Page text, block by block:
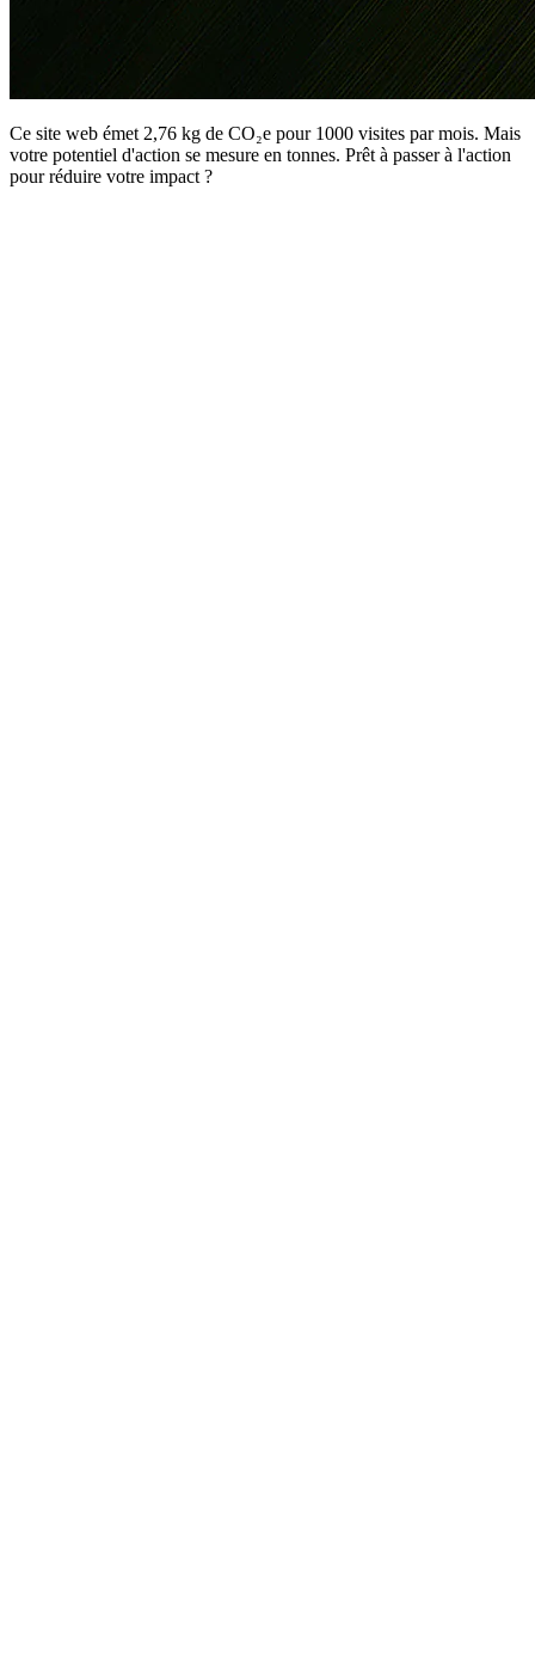
Ce site web émet 2,76 kg de CO₂e pour 1000 visites par mois. Mais
votre potentiel d'action se mesure en tonnes. Prêt à passer à l'action
pour réduire votre impact ?